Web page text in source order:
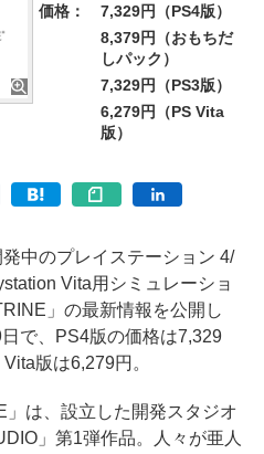
価格：
7,329円（PS4版）
8,379円（おもちだ
しパック）
7,329円（PS3版）
6,279円（PS Vita
版）
中のプレイステーション 4/
Vita用シミュレーショ
」の最新情報を公開し
で、PS4版の価格は7,329
版は6,279円。
は、設立した開発スタジオ
」第1弾作品。人々が亜人